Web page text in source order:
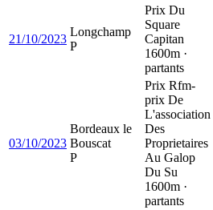
21/10/2023
Longchamp
P
Prix Du
Square
Capitan
1600m ·
partants
03/10/2023
Bordeaux le
Bouscat
P
Prix Rfm-
prix De
L'association
Des
Proprietaires
Au Galop
Du Su
1600m ·
partants